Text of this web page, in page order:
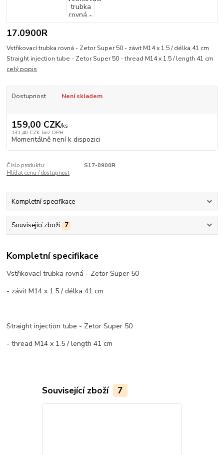
17.0900R
Vstřikovací trubka rovná - Zetor Super 50 - závit M14 x 1.5 / délka 41 cm
Straight injection tube - Zetor Super 50 - thread M14 x 1.5 / length 41 cm
celý popis
Dostupnost Není skladem
159,00 CZK/ks
131,40 CZK bez DPH
Momentálně není k dispozici
Číslo produktu:
S17-0900R
Hlídat cenu / dostupnost
Kompletní specifikace
Související zboží 7
Kompletní specifikace
Vstřikovací trubka rovná - Zetor Super 50
- závit M14 x 1.5 / délka 41 cm
Straight injection tube - Zetor Super 50
- thread M14 x 1.5 / length 41 cm
Související zboží 7